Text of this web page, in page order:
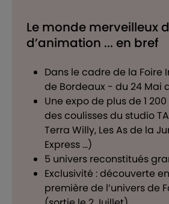
Le monde merveilleux
d’animation ... en bref
Dans le cadre de la Foire
de Bordeaux - du 24 Mai
Une expo de plus de 1
des coulisses du studio
Terra Willy, Les As de la
Express …)
5 univers reconstitués
Exclusivité : découverte
première de l’univers de